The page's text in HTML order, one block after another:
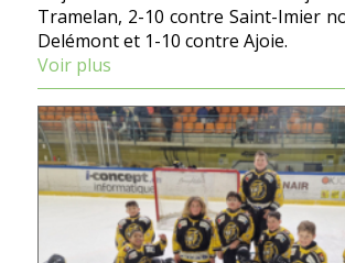
Tramelan, 2-10 contre Saint-Imier
Delémont et 1-10 contre Ajoie.
Voir plus